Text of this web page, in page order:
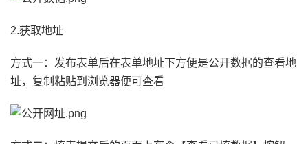
2.获取地址
方式一：发布表单后在表单地址下方便是公开数据的查看地
址，复制粘贴到浏览器便可查看